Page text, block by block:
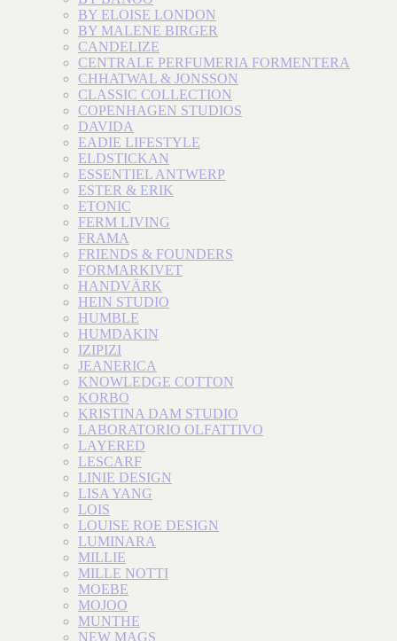
BY ELOISE LONDON
BY MALENE BIRGER
CANDELIZE
CENTRALE PERFUMERIA FORMENTERA
CHHATWAL & JONSSON
CLASSIC COLLECTION
COPENHAGEN STUDIOS
DAVIDA
EADIE LIFESTYLE
ELDSTICKAN
ESSENTIEL ANTWERP
ESTER & ERIK
ETONIC
FERM LIVING
FRAMA
FRIENDS & FOUNDERS
FORMARKIVET
HANDVÄRK
HEIN STUDIO
HUMBLE
HUMDAKIN
IZIPIZI
JEANERICA
KNOWLEDGE COTTON
KORBO
KRISTINA DAM STUDIO
LABORATORIO OLFATTIVO
LAYERED
LESCARF
LINIE DESIGN
LISA YANG
LOIS
LOUISE ROE DESIGN
LUMINARA
MILLIE
MILLE NOTTI
MOEBE
MOJOO
MUNTHE
NEW MAGS